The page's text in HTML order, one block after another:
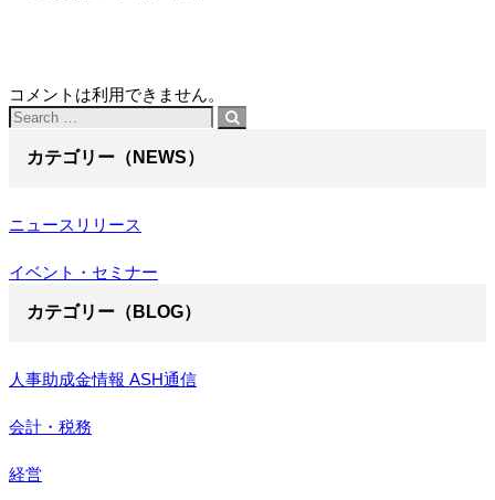
コメントは利用できません。
カテゴリー（NEWS）
ニュースリリース
イベント・セミナー
カテゴリー（BLOG）
人事助成金情報 ASH通信
会計・税務
経営